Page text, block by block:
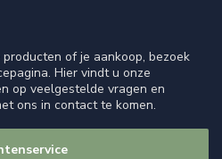
of je aankoop, bezoek
Hier vindt u onze
op veelgestelde vragen en
ons in contact te komen.